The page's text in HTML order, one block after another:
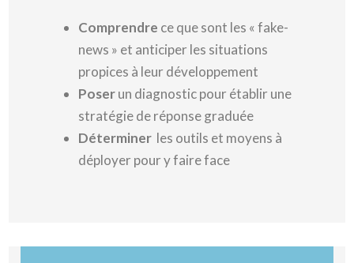
Comprendre ce que sont les « fake-
news » et anticiper les situations
propices à leur développement
Poserun diagnostic pour établir une
stratégie de réponse graduée
Déterminer les outils et moyens à
déployer pour y faire face